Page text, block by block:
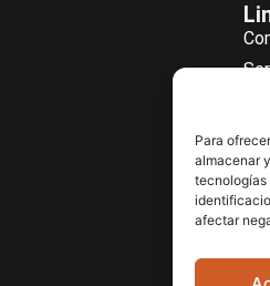
Para
almacenar
tecnologías
afectar